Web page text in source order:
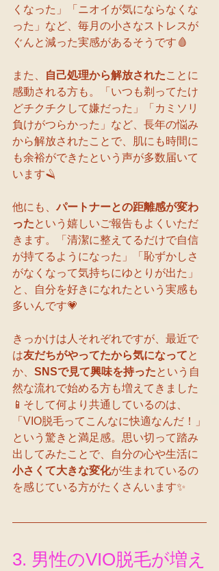
くなった」「ニオイが気にならなくな
った」など、毎月の小さなストレスが
ぐんと減った実感があるそうです🩸
また、 自己処理から解放されたことに
感動される方も。「いつも剃ってたけ
どチクチクして嫌だった」「カミソリ
負けがつらかった」など、長年の悩み
から解放されたことで、肌にも時間に
も余裕ができたという声が多数届いて
います🪒
他にも、 パートナーとの距離感が変わ
ったという嬉しいご報告もよくいただ
きます。「清潔に整えてるだけで自信
が持てるようになった」「恥ずかしさ
がなくなって気持ちにゆとりが出た」
と、自分を好きになれたという実感も
多いんです💗
きっかけは人それぞれですが、最近で
は友だちがやってたから気になってと
か、 SNSで見て興味を持ったという自
然な流れで始める方も増えてきました
📱そして何より共通しているのは、
「VIO脱毛ってこんなに快適なんだ！」
という驚きと満足感。思い切って踏み
出してみたことで、自分の心や生活に
小さくて大きな変化が生まれているの
を感じている方がたくさんいます✨
3. 男性のVIO脱毛が増え